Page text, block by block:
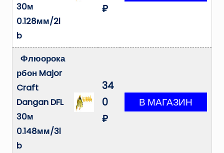
30м
0.128мм/2l
b
₽
Флюорока
рбон Major
Craft
Dangan DFL
30м
0.148мм/3l
b
34
0
₽